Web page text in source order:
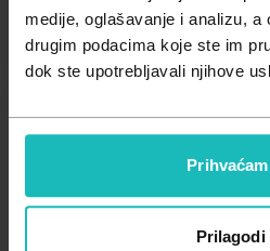
medije, oglašavanje i analizu, a
drugim podacima koje ste im
dok ste upotrebljavali njihove
Prilagodi
Zdravlje muškarca
Zdravlje žene
Minerali
Probiotici i prebiotici